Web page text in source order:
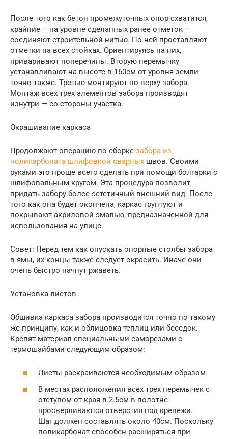
После того как бетон промежуточных опор схватится,
крайние – на уровне сделанных ранее отметок –
соединяют строительной нитью. По ней проставляют
отметки на всех стойках. Ориентируясь на них,
приваривают поперечины. Вторую перемычку
устанавливают на высоте в 160см от уровня земли
точно также. Третью монтируют по верху забора.
Монтаж всех трех элементов забора производят
изнутри — со стороны участка.
Окрашивание каркаса
Продолжают операцию по сборке забора из
поликарбоната шлифовкой сварных швов. Своими
руками это проще всего сделать при помощи болгарки с
шлифовальным кругом. Эта процедура позволит
придать забору более эстетичный внешний вид. После
того как она будет окончена, каркас грунтуют и
покрывают акриловой эмалью, предназначенной для
использования на улице.
Совет: Перед тем как опускать опорные столбы забора
в ямы, их концы также следует окрасить. Иначе они
очень быстро начнут ржаветь.
Установка листов
Обшивка каркаса забора производится точно по такому
же принципу, как и облицовка теплиц или беседок.
Крепят материал специальными саморезами с
термошайбами следующим образом:
Листы раскраиваются необходимым образом.
В местах расположения всех трех перемычек с
отступом от края в 2.5см в полотне
просверливаются отверстия под крепежи.
Шаг должен составлять около 40см. Поскольку
поликарбонат способен расширяться при